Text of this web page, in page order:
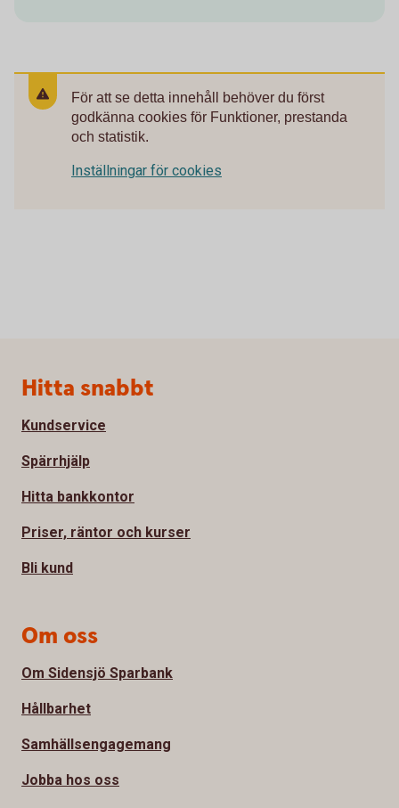
För att se detta innehåll behöver du först
godkänna cookies för Funktioner, prestanda
och statistik.
Inställningar för cookies
Sidfot
Hitta snabbt
Kundservice
Spärrhjälp
Hitta bankkontor
Priser, räntor och kurser
Bli kund
Om oss
Om Sidensjö Sparbank
Hållbarhet
Samhällsengagemang
Jobba hos oss